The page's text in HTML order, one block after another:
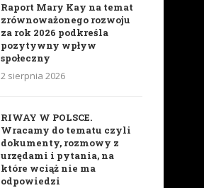
Raport Mary Kay na temat
zrównoważonego rozwoju
za rok 2026 podkreśla
pozytywny wpływ
społeczny
2 sierpnia 2026
RIWAY W POLSCE.
Wracamy do tematu czyli
dokumenty, rozmowy z
urzędami i pytania, na
które wciąż nie ma
odpowiedzi